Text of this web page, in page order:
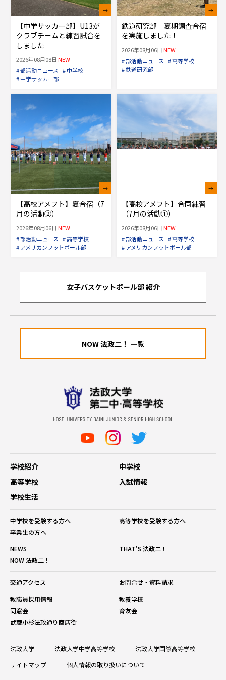
【中学サッカー部】U13が
クラブチームと練習試合を
しました
2026年08月08日NEW
# 部活動ニュース # 中学校
# 中学サッカー部
鉄道研究部 夏期調査合宿
を実施しました！
2026年08月06日NEW
# 部活動ニュース # 高等学校
# 鉄道研究部
【高校アメフト】夏合宿（7
月の活動②）
2026年08月06日NEW
# 部活動ニュース # 高等学校
# アメリカンフットボール部
【高校アメフト】合同練習
（7月の活動①）
2026年08月06日NEW
# 部活動ニュース # 高等学校
# アメリカンフットボール部
女子バスケットボール部 紹介
NOW 法政二！ 一覧
学校紹介
中学校
高等学校
入試情報
学校生活
中学校を受験する方へ
高等学校を受験する方へ
卒業生の方へ
NEWS
THAT'S 法政二！
NOW 法政二！
交通アクセス
お問合せ・資料請求
教職員採用情報
教養学校
同窓会
育友会
武蔵小杉法政通り商店街
法政大学 法政大学中学高等学校
法政大学国際高等学校
サイトマップ
個人情報の取り扱いについて